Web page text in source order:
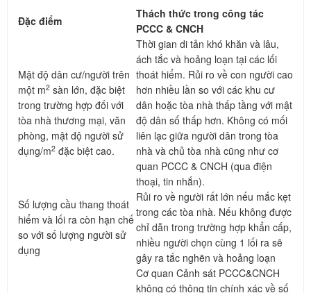
Đặc điểm
Thách thức trong công tác
PCCC & CNCH
Mật độ dân cư/người trên
một m2 sàn lớn, đặc biệt
trong trường hợp đối với
tòa nhà thương mại, văn
phòng, mật độ người sử
dụng/m2 đặc biệt cao.
Thời gian di tản khó khăn và lâu,
ách tắc và hoảng loạn tại các lối
thoát hiểm. Rủi ro về con người cao
hơn nhiều lần so với các khu cư
dân hoặc tòa nhà thấp tầng với mật
độ dân số thấp hơn. Không có mối
liên lạc giữa người dân trong tòa
nhà và chủ tòa nhà cũng như cơ
quan PCCC & CNCH (qua điện
thoại, tin nhắn).
Số lượng cầu thang thoát
hiểm và lối ra còn hạn chế
so với số lượng người sử
dụng
Rủi ro về người rất lớn nếu mắc kẹt
trong các tòa nhà. Nếu không được
chỉ dẫn trong trường hợp khẩn cấp,
nhiều người chọn cùng 1 lối ra sẽ
gây ra tắc nghẽn và hoảng loạn
Cơ quan Cảnh sát PCCC&CNCH
không có thông tin chính xác về số